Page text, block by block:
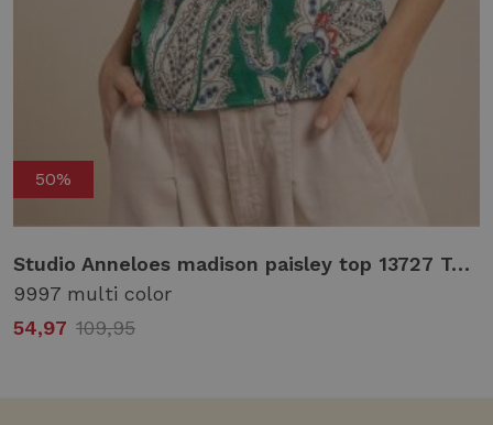
50%
Studio Anneloes madison paisley top 13727 T-shirt Korte mouw 9997 multi color
9997 multi color
54,97 109,95